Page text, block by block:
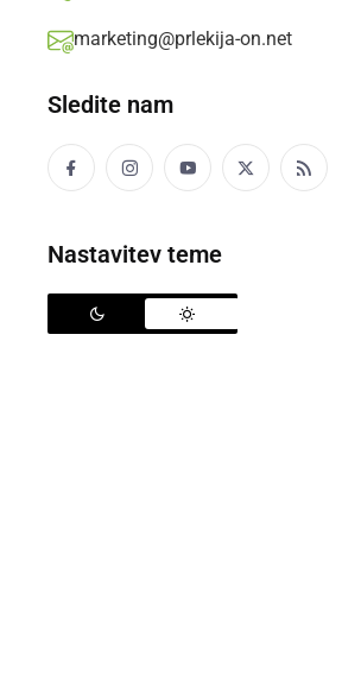
marketing@prlekija-on.net
Sledite nam
Nastavitev teme
XXI. memorial
Jožeta